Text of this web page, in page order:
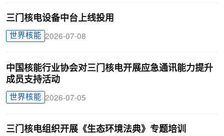
三门核电设备中台上线投用
世界核能 2026-07-08
中国核能行业协会对三门核电开展应急通讯能力提升
成员支持活动
世界核能 2026-07-05
三门核电组织开展《生态环境法典》专题培训